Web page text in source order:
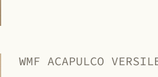
WMF ACAPULCO